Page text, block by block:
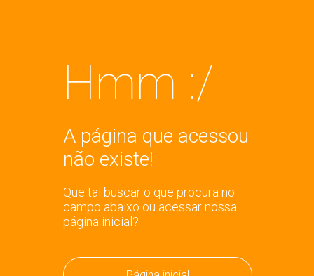
Hmm :/
A página que acessou
não existe!
Que tal buscar o que procura no
campo abaixo ou acessar nossa
página inicial?